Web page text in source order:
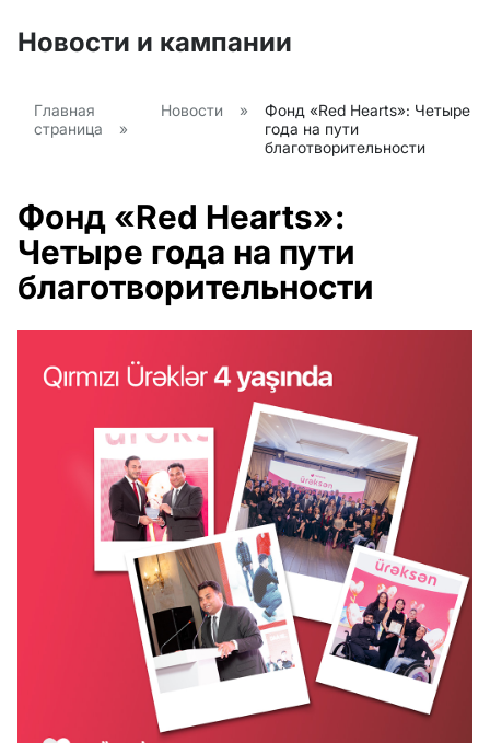
Новости и кампании
Главная
страница
»
Новости »
Фонд «Red Hearts»: Четыре
года на пути
благотворительности
Фонд «Red Hearts»:
Четыре года на пути
благотворительности